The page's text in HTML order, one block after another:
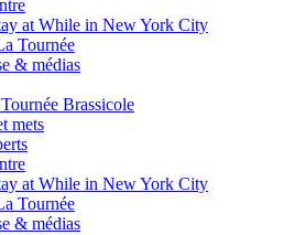
at While in New York City
Tournée
& médias
Brassicole
mets
at While in New York City
Tournée
& médias